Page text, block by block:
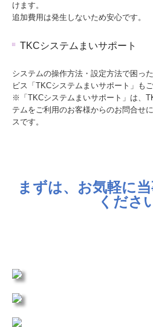
けます。
追加費用は発生しないため安心です。
TKCシステムまいサポート
システムの操作方法・設定方法で困っ
ビス「TKCシステムまいサポート」も
※「TKCシステムまいサポート」は、
テムをご利用のお客様からのお問合せ
スです。
まずは、お気軽に
くださ